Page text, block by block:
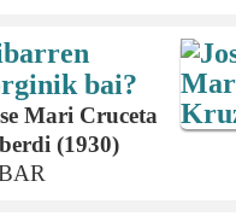
bai?
Mari Cruceta
(1930)